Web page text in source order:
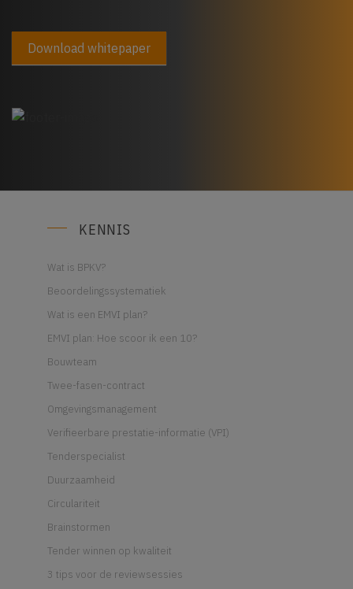
veld
leeg:.
Download whitepaper
KENNIS
Wat is BPKV?
Beoordelingssystematiek
Wat is een EMVI plan?
EMVI plan: Hoe scoor ik een 10?
Bouwteam
Twee-fasen-contract
Omgevingsmanagement
Verifieerbare prestatie-informatie (VPI)
Tenderspecialist
Duurzaamheid
Circulariteit
Brainstormen
Tender winnen op kwaliteit
3 tips voor de reviewsessies